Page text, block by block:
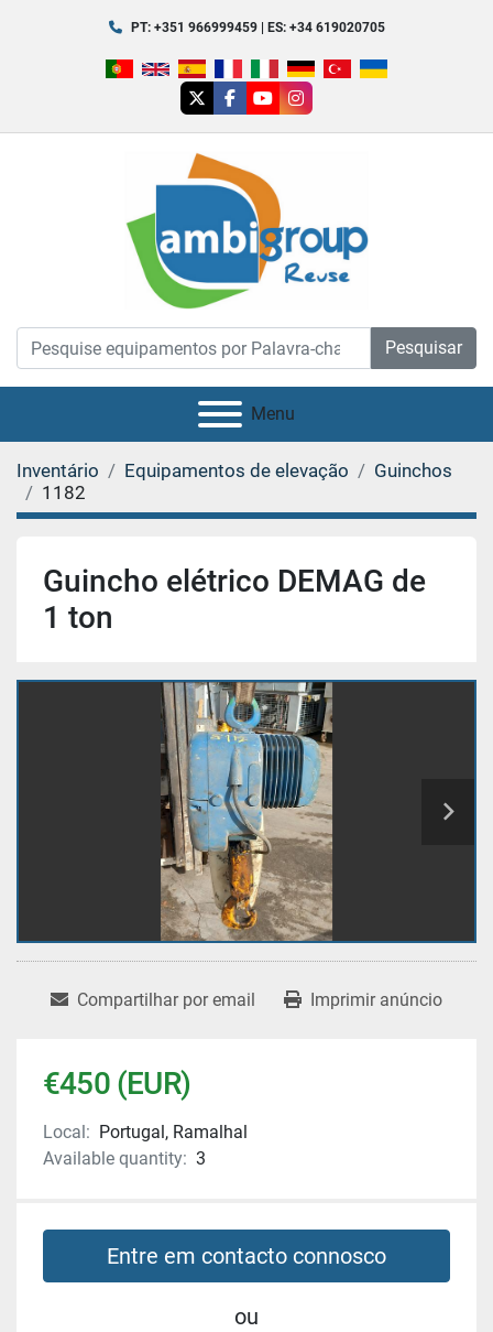
PT: +351 966999459 | ES: +34 619020705
twitterfacebook
youtubeinstagram
Pesquisar
Menu
Inventário Equipamentos de elevação
Guinchos
1182
Guincho elétrico DEMAG de
1 ton
Compartilhar por email Imprimir anúncio
€450 (EUR)
Local: Portugal, Ramalhal
Available quantity: 3
Entre em contacto connosco
ou